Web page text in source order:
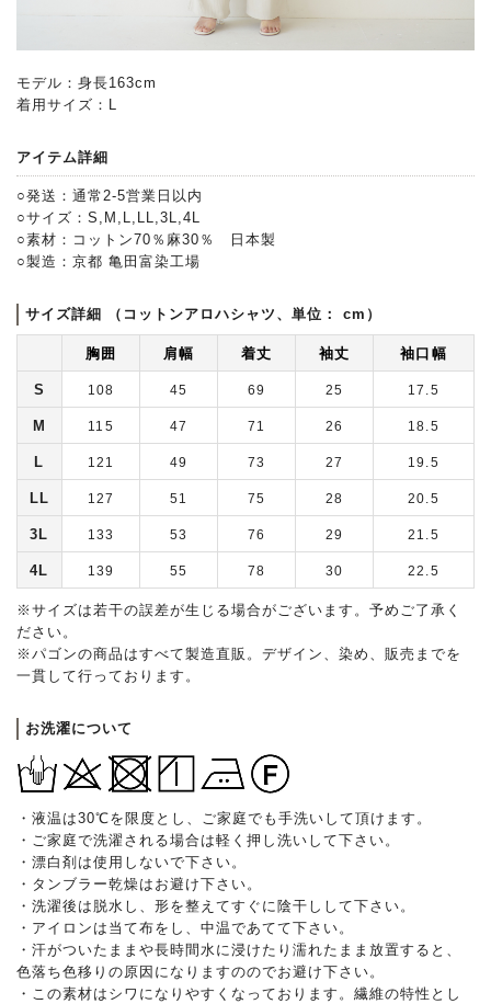
モデル：身長163cm
着用サイズ：L
アイテム詳細
○発送：通常2-5営業日以内
○サイズ：S,M,L,LL,3L,4L
○素材：コットン70％麻30％ 日本製
○製造：京都 亀田富染工場
サイズ詳細 （コットンアロハシャツ、単位： cm）
胸囲 肩幅 着丈 袖丈 袖口幅
S 108 45 69 25 17.5
M 115 47 71 26 18.5
L 121 49 73 27 19.5
LL 127 51 75 28 20.5
3L 133 53 76 29 21.5
4L 139 55 78 30 22.5
※サイズは若干の誤差が生じる場合がございます。予めご了承く
ださい。
※パゴンの商品はすべて製造直販。デザイン、染め、販売までを
一貫して行っております。
お洗濯について
・液温は30℃を限度とし、ご家庭でも手洗いして頂けます。
・ご家庭で洗濯される場合は軽く押し洗いして下さい。
・漂白剤は使用しないで下さい。
・タンブラー乾燥はお避け下さい。
・洗濯後は脱水し、形を整えてすぐに陰干しして下さい。
・アイロンは当て布をし、中温であてて下さい。
・汗がついたままや長時間水に浸けたり濡れたまま放置すると、
色落ち色移りの原因になりますののでお避け下さい。
・この素材はシワになりやすくなっております。繊維の特性とし